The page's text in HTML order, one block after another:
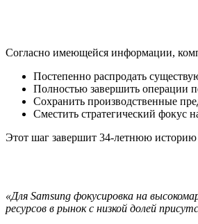
Согласно имеющейся информации,
Постепенно распродать
Полностью завершить операции
Сохранить производственные
Сместить стратегический фокус
Этот шаг завершит 34-летнюю историю
«Для Samsung фокусировка на
ресурсов в рынок с низкой долей